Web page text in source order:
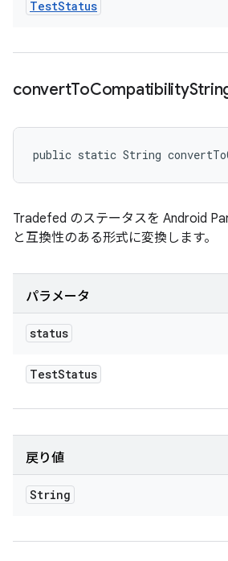
TestStatus
convertToCompatibility
public static String
Tradefed のステータスを Android
と互換性のある形式に変換します。
パラメータ
status
TestStatus
戻り値
String